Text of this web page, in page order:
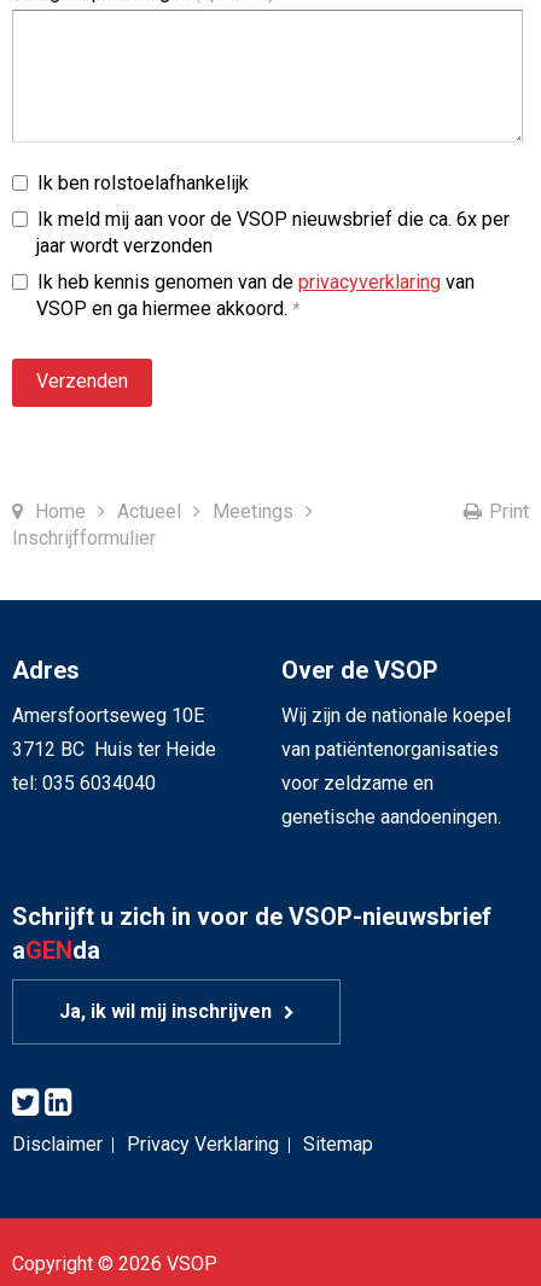
Ik ben rolstoelafhankelijk
Ik meld mij aan voor de VSOP nieuwsbrief die ca. 6x per
jaar wordt verzonden
Ik heb kennis genomen van de privacyverklaring van
VSOP en ga hiermee akkoord. *
Verzenden
Home Actueel
Meetings
Inschrijfformulier
Print
Adres
Amersfoortseweg 10E
3712 BC Huis ter Heide
tel: 035 6034040
Over de VSOP
Wij zijn de nationale koepel
van patiëntenorganisaties
voor zeldzame en
genetische aandoeningen.
Schrijft u zich in voor de VSOP-nieuwsbrief
aGENda
Ja, ik wil mij inschrijven
Disclaimer Privacy Verklaring Sitemap
Copyright © 2026 VSOP